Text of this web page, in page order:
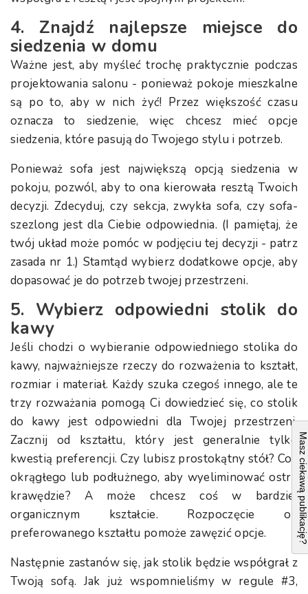
4. Znajdź najlepsze miejsce do
siedzenia w domu
Ważne jest, aby myśleć trochę praktycznie podczas
projektowania salonu - ponieważ pokoje mieszkalne
są po to, aby w nich żyć! Przez większość czasu
oznacza to siedzenie, więc chcesz mieć opcje
siedzenia, które pasują do Twojego stylu i potrzeb.
Ponieważ sofa jest największą opcją siedzenia w
pokoju, pozwól, aby to ona kierowała resztą Twoich
decyzji. Zdecyduj, czy sekcja, zwykła sofa, czy sofa-
szezlong jest dla Ciebie odpowiednia. (I pamiętaj, że
twój układ może pomóc w podjęciu tej decyzji - patrz
zasada nr 1.) Stamtąd wybierz dodatkowe opcje, aby
dopasować je do potrzeb twojej przestrzeni.
5. Wybierz odpowiedni stolik do
kawy
Jeśli chodzi o wybieranie odpowiedniego stolika do
kawy, najważniejsze rzeczy do rozważenia to kształt,
rozmiar i materiał. Każdy szuka czegoś innego, ale te
trzy rozważania pomogą Ci dowiedzieć się, co stolik
do kawy jest odpowiedni dla Twojej przestrzeni.
Zacznij od kształtu, który jest generalnie tylko
kwestią preferencji. Czy lubisz prostokątny stół? Coś
okrągłego lub podłużnego, aby wyeliminować ostre
krawędzie? A może chcesz coś w bardziej
organicznym kształcie. Rozpoczęcie od
preferowanego kształtu pomoże zawęzić opcje.
Następnie zastanów się, jak stolik będzie współgrał z
Twoją sofą. Jak już wspomnieliśmy w regule #3,
Masz ciekawą publikację?